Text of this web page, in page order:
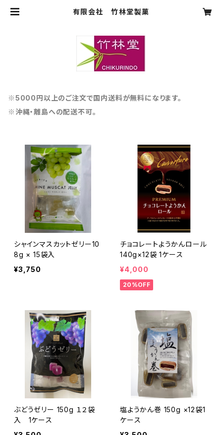
有限会社 竹林堂製菓
※5000円以上のご注文で国内送料が無料になります。
※沖縄・離島への配送不可。
シャインマスカットゼリー10
8g × 15袋入
¥3,750
チョコレートようかんロール
140g×12袋 1ケース
¥4,000
20%OFF
ぶどうゼリー 150g １２袋
入 1ケース
塩ようかん巻 150g ×12袋1
ケース